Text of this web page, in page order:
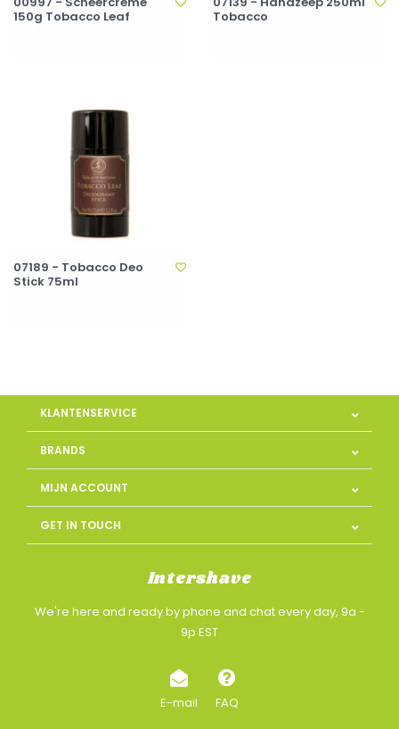
150g Tobacco Leaf
Tobacco
07189 - Tobacco Deo
Stick 75ml
KLANTENSERVICE
BRANDS
MIJN ACCOUNT
GET IN TOUCH
Intershave
We're here and ready by phone and chat every day, 9a -
9p EST
E-mail FAQ